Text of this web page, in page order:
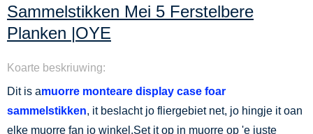
Sammelstikken Mei 5 Ferstelbere
Planken |OYE
Koarte beskriuwing:
Dit is amuorre monteare display case foar
sammelstikken, it beslacht jo fliergebiet net, jo hingje it oan
elke muorre fan jo winkel.Set it op in muorre op 'e juste